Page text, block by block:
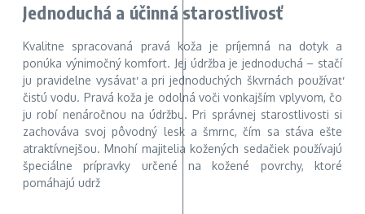
Jednoduchá a účinná starostlivosť
Kvalitne spracovaná pravá koža je príjemná na dotyk a
ponúka výnimočný komfort. Jej údržba je jednoduchá – stačí
ju pravidelne vysávať a pri jednoduchých škvrnách používať
čistú vodu. Pravá koža je odolná voči vonkajším vplyvom, čo
ju robí nenáročnou na údržbu. Pri správnej starostlivosti si
zachováva svoj pôvodný lesk a šmrnc, čím sa stáva ešte
atraktívnejšou. Mnohí majitelia kožených sedačiek používajú
špeciálne prípravky určené na kožené povrchy, ktoré
pomáhajú udrž